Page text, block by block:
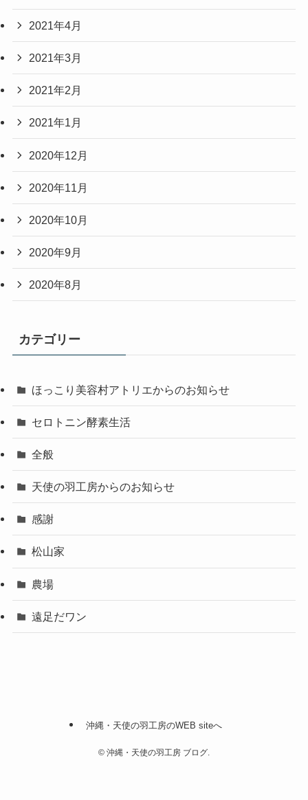
2021年4月
2021年3月
2021年2月
2021年1月
2020年12月
2020年11月
2020年10月
2020年9月
2020年8月
カテゴリー
ほっこり美容村アトリエからのお知らせ
セロトニン酵素生活
全般
天使の羽工房からのお知らせ
感謝
松山家
農場
遠足だワン
沖縄・天使の羽工房のWEB siteへ
© 沖縄・天使の羽工房 ブログ.